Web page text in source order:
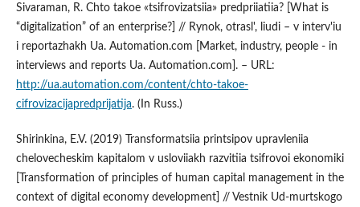
Sivaraman, R. Chto takoe «tsifrovizatsiia» predpriiatiia? [What is
“digitalization” of an enterprise?] // Rynok, otrasl', liudi – v interv'iu
i reportazhakh Ua. Automation.com [Market, industry, people - in
interviews and reports Ua. Automation.com]. – URL:
http://ua.automation.com/content/chto-takoe-
cifrovizacijapredprijatija. (In Russ.)
Shirinkina, E.V. (2019) Transformatsiia printsipov upravleniia
chelovecheskim kapitalom v usloviiakh razvitiia tsifrovoi ekonomiki
[Transformation of principles of human capital management in the
context of digital economy development] // Vestnik Ud-murtskogo